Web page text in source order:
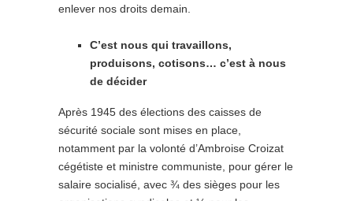
enlever nos droits demain.
C’est nous qui travaillons,
produisons, cotisons… c’est à nous
de décider
Après 1945 des élections des caisses de
sécurité sociale sont mises en place,
notamment par la volonté d’Ambroise Croizat
cégétiste et ministre communiste, pour gérer le
salaire socialisé, avec ¾ des sièges pour les